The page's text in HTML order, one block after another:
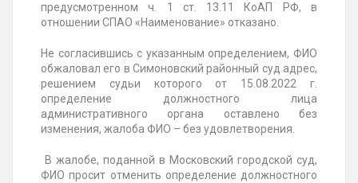
предусмотренном ч. 1 ст. 13.11 КоАП РФ, в
отношении СПАО «Наименование» отказано.
Не согласившись с указанным определением, ФИО
обжаловал его в Симоновский районный суд адрес,
решением судьи которого от 15.08.2022 г.
определение должностного лица
административного органа оставлено без
изменения, жалоба ФИО – без удовлетворения.
В жалобе, поданной в Московский городской суд,
ФИО просит отменить определение должностного